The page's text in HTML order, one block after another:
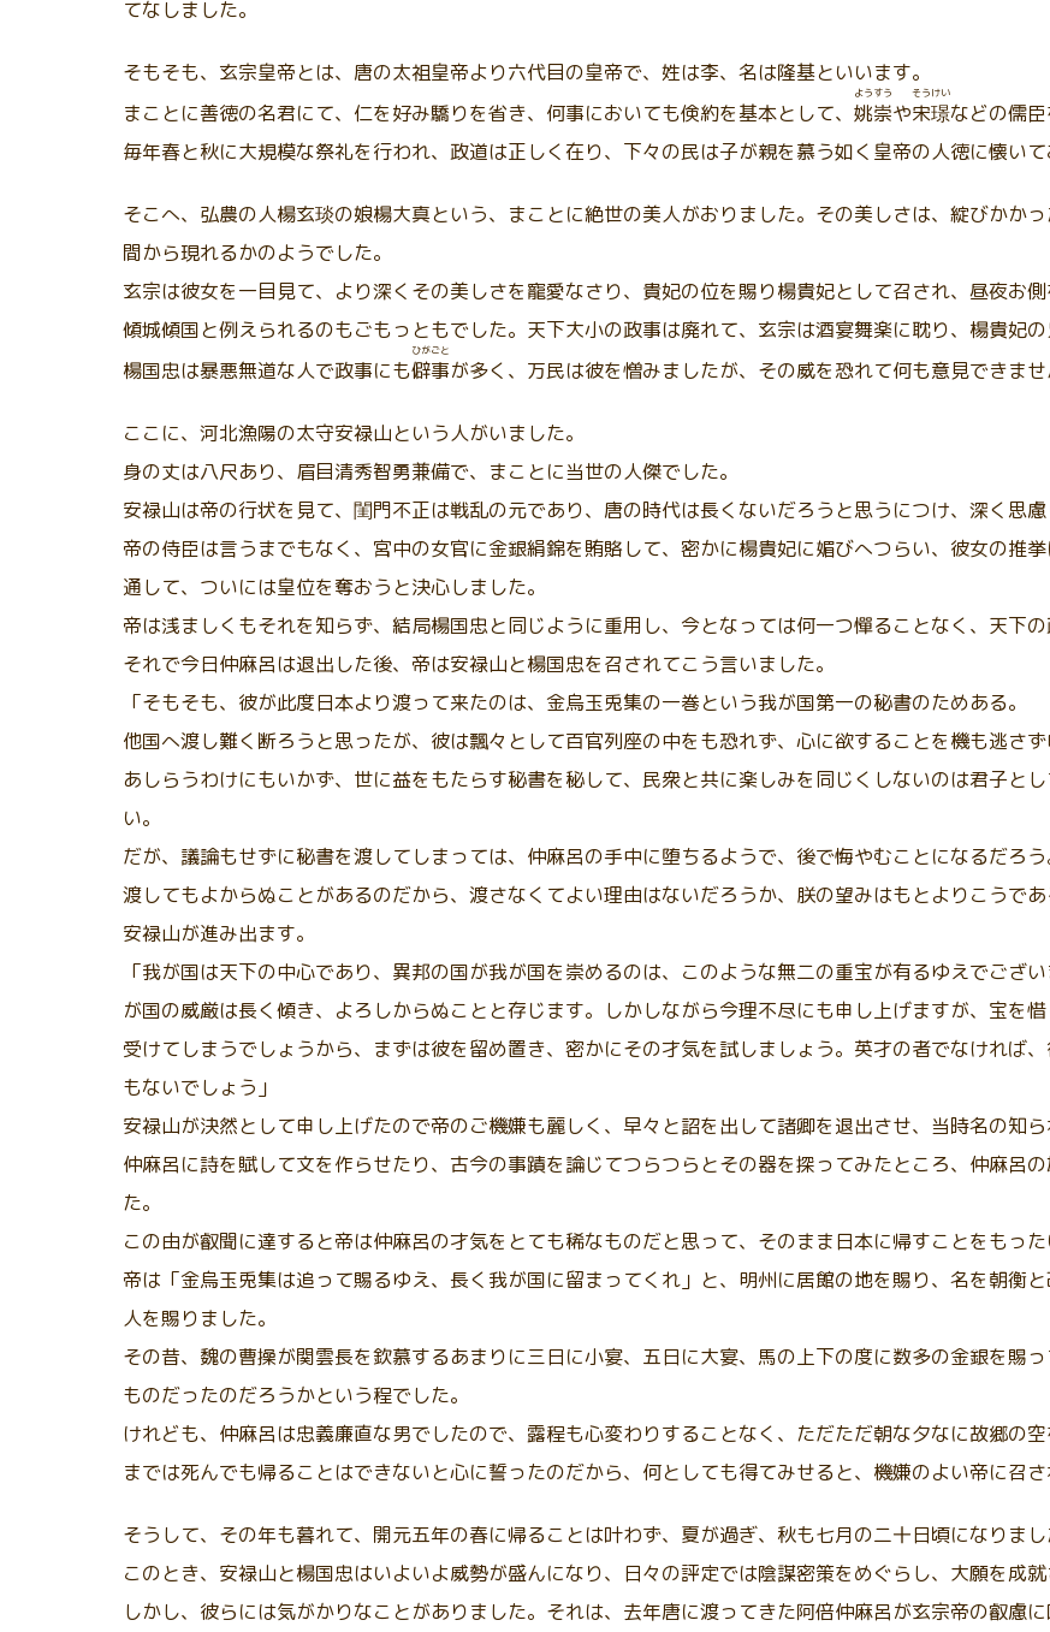
てなしました。
そもそも、玄宗皇帝とは、唐の太祖皇帝より六代目の皇帝で、姓は李、名は隆基といいます。
まことに善徳の名君にて、仁を好み驕りを省き、何事においても倹約を基本として、 姚崇
ようすう
や宋璟
そうけい
などの儒
毎年春と秋に大規模な祭礼を行われ、政道は正しく在り、下々の民は子が親を慕う如く皇帝の人徳に懐いて
そこへ、弘農の人楊玄琰の娘楊大真という、まことに絶世の美人がおりました。その美しさは、綻びかか
間から現れるかのようでした。
玄宗は彼女を一目見て、より深くその美しさを寵愛なさり、貴妃の位を賜り楊貴妃として召され、昼夜お側
傾城傾国と例えられるのもごもっともでした。天下大小の政事は廃れて、玄宗は酒宴舞楽に耽り、楊貴妃
楊国忠は暴悪無道な人で政事にも僻事
ひがごと
が多く、万民は彼を憎みましたが、その威を恐れて何も意見できませ
ここに、河北漁陽の太守安禄山という人がいました。
身の丈は八尺あり、眉目清秀智勇兼備で、まことに当世の人傑でした。
安禄山は帝の行状を見て、閨門不正は戦乱の元であり、唐の時代は長くないだろうと思うにつけ、深く思慮
帝の侍臣は言うまでもなく、宮中の女官に金銀絹錦を賄賂して、密かに楊貴妃に媚びへつらい、彼女の推
通して、ついには皇位を奪おうと決心しました。
帝は浅ましくもそれを知らず、結局楊国忠と同じように重用し、今となっては何一つ憚ることなく、天下
それで今日仲麻呂は退出した後、帝は安禄山と楊国忠を召されてこう言いました。
「そもそも、彼が此度日本より渡って来たのは、金烏玉兎集の一巻という我が国第一の秘書のためある。
他国へ渡し難く断ろうと思ったが、彼は飄々として百官列座の中をも恐れず、心に欲することを機も逃さ
あしらうわけにもいかず、世に益をもたらす秘書を秘して、民衆と共に楽しみを同じくしないのは君子と
い。
だが、議論もせずに秘書を渡してしまっては、仲麻呂の手中に堕ちるようで、後で悔やむことになるだろう
渡してもよからぬことがあるのだから、渡さなくてよい理由はないだろうか、朕の望みはもとよりこうであ
安禄山が進み出ます。
「我が国は天下の中心であり、異邦の国が我が国を崇めるのは、このような無二の重宝が有るゆえでござ
が国の威厳は長く傾き、よろしからぬことと存じます。しかしながら今理不尽にも申し上げますが、宝を
受けてしまうでしょうから、まずは彼を留め置き、密かにその才気を試しましょう。英才の者でなければ
もないでしょう」
安禄山が決然として申し上げたので帝のご機嫌も麗しく、早々と詔を出して諸卿を退出させ、当時名の知
仲麻呂に詩を賦して文を作らせたり、古今の事蹟を論じてつらつらとその器を探ってみたところ、仲麻呂
た。
この由が叡聞に達すると帝は仲麻呂の才気をとても稀なものだと思って、そのまま日本に帰すことをもった
帝は「金烏玉兎集は追って賜るゆえ、長く我が国に留まってくれ」と、明州に居館の地を賜り、名を朝衡
人を賜りました。
その昔、魏の曹操が関雲長を欽慕するあまりに三日に小宴、五日に大宴、馬の上下の度に数多の金銀を賜
ものだったのだろうかという程でした。
けれども、仲麻呂は忠義廉直な男でしたので、露程も心変わりすることなく、ただただ朝な夕なに故郷の
までは死んでも帰ることはできないと心に誓ったのだから、何としても得てみせると、機嫌のよい帝に召
そうして、その年も暮れて、開元五年の春に帰ることは叶わず、夏が過ぎ、秋も七月の二十日頃になりまし
このとき、安禄山と楊国忠はいよいよ威勢が盛んになり、日々の評定では陰謀密策をめぐらし、大願を成就
しかし、彼らには気がかりなことがありました。それは、去年唐に渡ってきた阿倍仲麻呂が玄宗帝の叡慮